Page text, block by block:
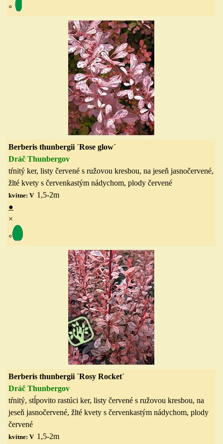
◦
Berberis thunbergii ´Rose glow´
Dráč Thunbergov
tŕnitý ker, listy červené s ružovou kresbou, na jeseň jasnočervené,
žlté kvety s červenkastým nádychom, plody červené
kvitne: V 1,5-2m
●
×
◦
Berberis thunbergii ´Rosy Rocket´
Dráč Thunbergov
tŕnitý, stĺpovito rastúci ker, listy červené s ružovou kresbou, na
jeseň jasnočervené, žlté kvety s červenkastým nádychom, plody
červené
kvitne: V 1,5-2m